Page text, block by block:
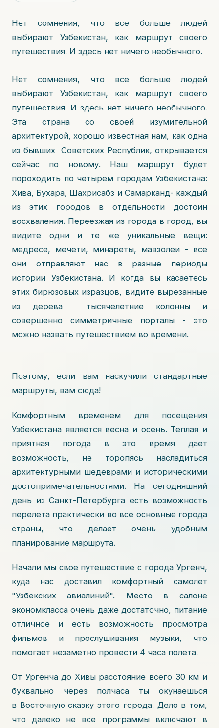
Нет сомнения, что все больше людей
выбирают Узбекистан, как маршрут своего
путешествия. И здесь нет ничего необычного.
Нет сомнения, что все больше людей
выбирают Узбекистан, как маршрут своего
путешествия. И здесь нет ничего необычного.
Эта страна со своей изумительной
архитектурой, хорошо известная нам, как одна
из бывших Советских Республик, открывается
сейчас по новому. Наш маршрут будет
пороходить по четырем городам Узбекистана:
Хива, Бухара, Шахрисабз и Самарканд- каждый
из этих городов в отдельности достоин
восхваления. Переезжая из города в город, вы
видите одни и те же уникальные вещи:
медресе, мечети, минареты, мавзолеи - все
они отправляют нас в разные периоды
истории Узбекистана. И когда вы касаетесь
этих бирюзовых изразцов, видите вырезанные
из дерева тысячелетние колонны и
совершенно симметричные порталы - это
можно назвать путешествием во времени.
Поэтому, если вам наскучили стандартные
маршруты, вам сюда!
Комфортным временем для посещения
Узбекистана является весна и осень. Теплая и
приятная погода в это время дает
возможность, не торопясь насладиться
архитектурными шедеврами и историческими
достопримечательностями. На сегодняшний
день из Санкт-Петербурга есть возможность
перелета практически во все основные города
страны, что делает очень удобным
планирование маршрута.
Начали мы свое путешествие с города Ургенч,
куда нас доставил комфортный самолет
"Узбекских авиалиний". Место в салоне
экономкласса очень даже достаточно, питание
отличное и есть возможность просмотра
фильмов и прослушивания музыки, что
помогает незаметно провести 4 часа полета.
От Ургенча до Хивы расстояние всего 30 км и
буквально через полчаса ты окунаешься
в Восточную сказку этого города. Дело в том,
что далеко не все программы включают в